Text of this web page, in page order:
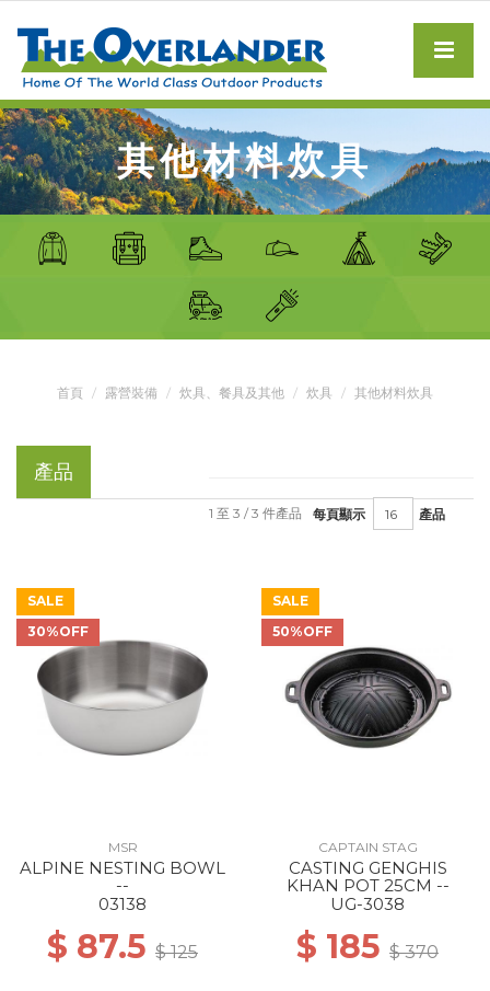
其他材料炊具
首頁 露營裝備 炊具、餐具及其他 炊具 其他材料炊具
產品
每頁顯示 產品
1 至 3 / 3 件產品
SALE
30%OFF
MSR
ALPINE NESTING BOWL
--
03138
$ 87.5 $ 125
SALE
50%OFF
CAPTAIN STAG
CASTING GENGHIS
KHAN POT 25CM --
UG-3038
$ 185 $ 370